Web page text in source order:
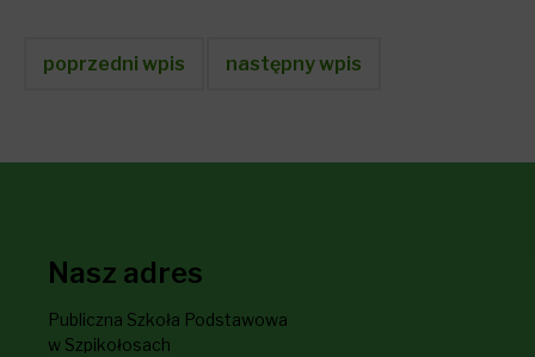
poprzedni wpis następny wpis
Nasz adres
Publiczna Szkoła Podstawowa
w Szpikołosach